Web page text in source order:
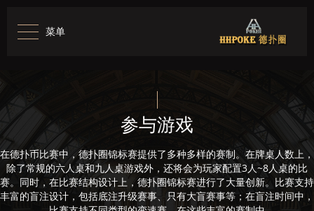
菜单
参与游戏
在德扑币比赛中，德扑圈锦标赛提供了多种多样的赛制。在牌桌人数上，
除了常规的六人桌和九人桌游戏外，还将会为玩家配置3人~8人桌的比
赛。同时，在比赛结构设计上，德扑圈锦标赛进行了大量创新。比赛支持
丰富的盲注设计，包括底注升级赛事、只有大盲赛事等；在盲注时间中，